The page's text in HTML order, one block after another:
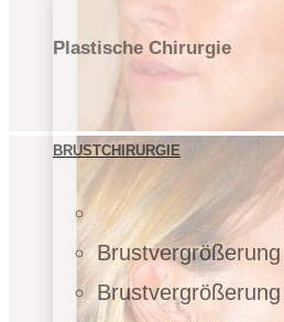
Plastische Chirurgie
BRUSTCHIRURGIE
Brustvergrößerung